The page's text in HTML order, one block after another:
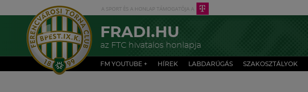
FRADI.HU
az FTC hivatalos honlapja
FM YOUTUBE + HÍREK LABDARÚGÁS SZAKOSZTÁLYOK